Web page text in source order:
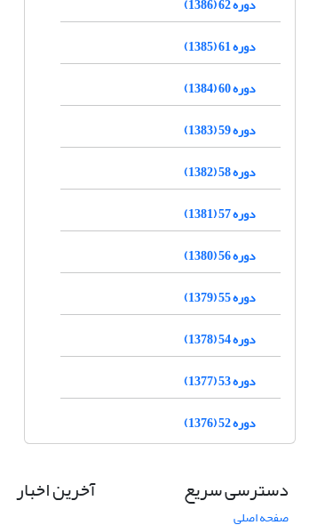
دوره 62 (1386)
دوره 61 (1385)
دوره 60 (1384)
دوره 59 (1383)
دوره 58 (1382)
دوره 57 (1381)
دوره 56 (1380)
دوره 55 (1379)
دوره 54 (1378)
دوره 53 (1377)
دوره 52 (1376)
دسترسی سریع
صفحه اصلی
آخرین اخبار